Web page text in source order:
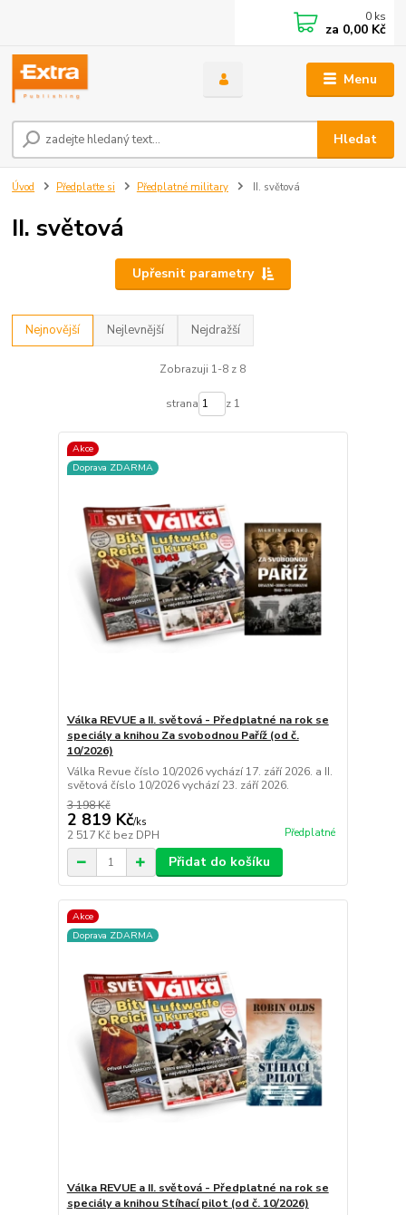
Menu
Hledat
0 ks
za 0,00 Kč
Úvod Předplaťte si Předplatné military II. světová
II. světová
Upřesnit parametry
Nejnovější Nejlevnější Nejdražší
Zobrazuji 1-8 z 8
strana z 1
Akce
Doprava ZDARMA
Válka REVUE a II. světová - Předplatné na rok se
speciály a knihou Za svobodnou Paříž (od č.
10/2026)
Válka Revue číslo 10/2026 vychází 17. září 2026. a II.
světová číslo 10/2026 vychází 23. září 2026.
3 198 Kč
2 819 Kč/ks
2 517 Kč bez DPH Předplatné
Přidat do košíku
Akce
Doprava ZDARMA
Válka REVUE a II. světová - Předplatné na rok se
speciály a knihou Stíhací pilot (od č. 10/2026)